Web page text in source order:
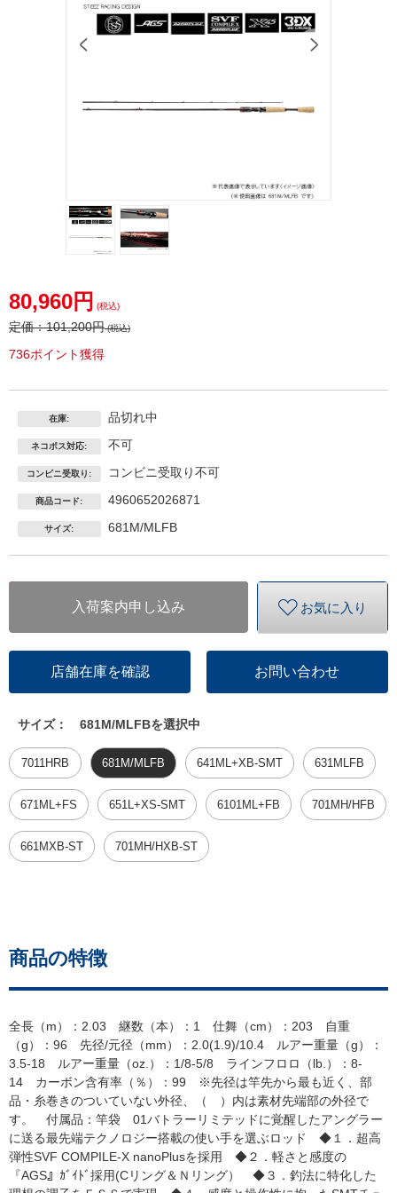
80,960円 (税込)
定価：101,200円(税込)
736ポイント獲得
在庫: 品切れ中
ネコポス対応: 不可
コンビニ受取り: コンビニ受取り不可
商品コード: 4960652026871
サイズ: 681M/MLFB
入荷案内申し込み お気に入り
店舗在庫を確認 お問い合わせ
サイズ： 681M/MLFBを選択中
7011HRB 681M/MLFB 641ML+XB-SMT 631MLFB
671ML+FS 651L+XS-SMT 6101ML+FB 701MH/HFB
661MXB-ST 701MH/HXB-ST
商品の特徴
全長（m）：2.03 継数（本）：1 仕舞（cm）：203 自重
（g）：96 先径/元径（mm）：2.0(1.9)/10.4 ルアー重量（g）：
3.5-18 ルアー重量（oz.）：1/8-5/8 ラインフロロ（lb.）：8-
14 カーボン含有率（％）：99 ※先径は竿先から最も近く、部
品・糸巻きのついていない外径、（ ）内は素材先端部の外径で
す。 付属品：竿袋 01バトラーリミテッドに覚醒したアングラー
に送る最先端テクノロジー搭載の使い手を選ぶロッド ◆１．超高
弾性SVF COMPILE-X nanoPlusを採用 ◆２．軽さと感度の
『AGS』ｶﾞｲﾄﾞ採用(Cリング＆Ｎリング） ◆３．釣法に特化した